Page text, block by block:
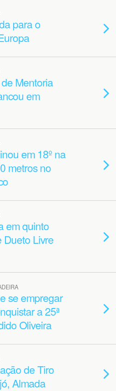
para o
Mentoria
em
em 18º na
metros no
em quinto
Dueto Livre
se empregar
a 25ª
Oliveira
de Tiro
Almada